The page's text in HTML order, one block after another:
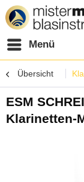
Menü
Übersicht
ESM
Klarinetten-